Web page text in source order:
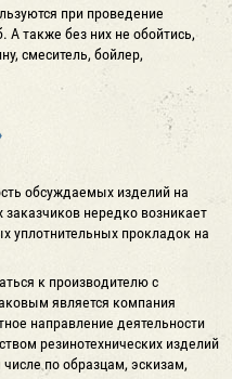
при проведение
А также без них не обойтись,
смеситель, бойлер,
обсуждаемых изделий на
нередко возникает
уплотнительных прокладок на
к производителю с
является компания
направление деятельности
резинотехнических изделий
по образцам, эскизам,